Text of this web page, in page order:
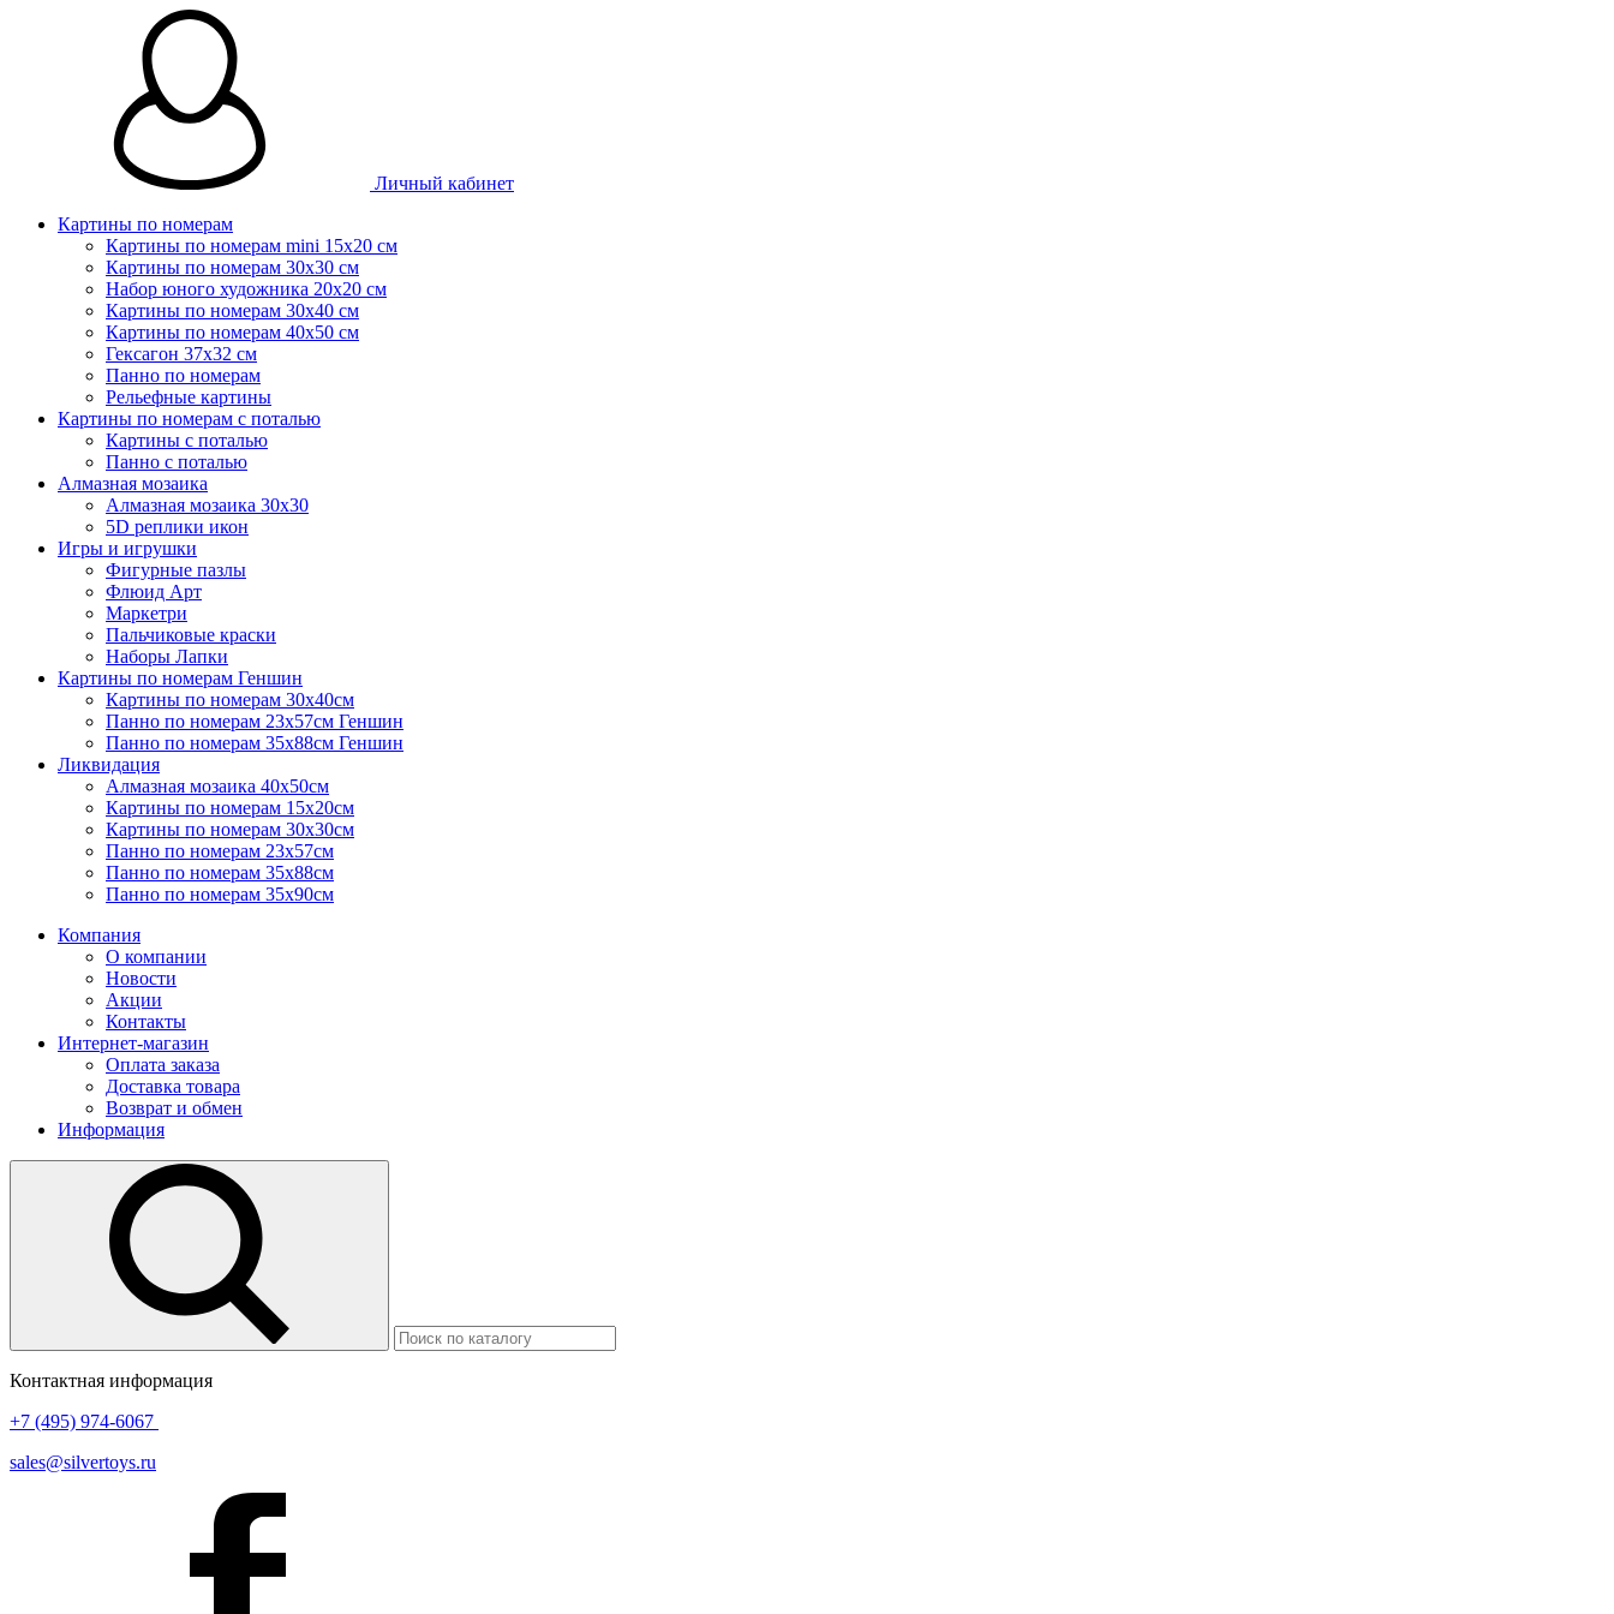
Личный кабинет
Картины по номерам
Картины по номерам mini 15х20 см
Картины по номерам 30x30 см
Набор юного художника 20х20 см
Картины по номерам 30х40 см
Картины по номерам 40х50 см
Гексагон 37х32 см
Панно по номерам
Рельефные картины
Картины по номерам с поталью
Картины с поталью
Панно с поталью
Алмазная мозаика
Алмазная мозаика 30х30
5D реплики икон
Игры и игрушки
Фигурные пазлы
Флюид Арт
Маркетри
Пальчиковые краски
Наборы Лапки
Картины по номерам Геншин
Картины по номерам 30х40см
Панно по номерам 23х57см Геншин
Панно по номерам 35х88см Геншин
Ликвидация
Алмазная мозаика 40х50см
Картины по номерам 15х20см
Картины по номерам 30х30см
Панно по номерам 23х57см
Панно по номерам 35х88см
Панно по номерам 35х90см
Компания
О компании
Новости
Акции
Контакты
Интернет-магазин
Оплата заказа
Доставка товара
Возврат и обмен
Информация
Контактная информация
+7 (495) 974-6067
sales@silvertoys.ru